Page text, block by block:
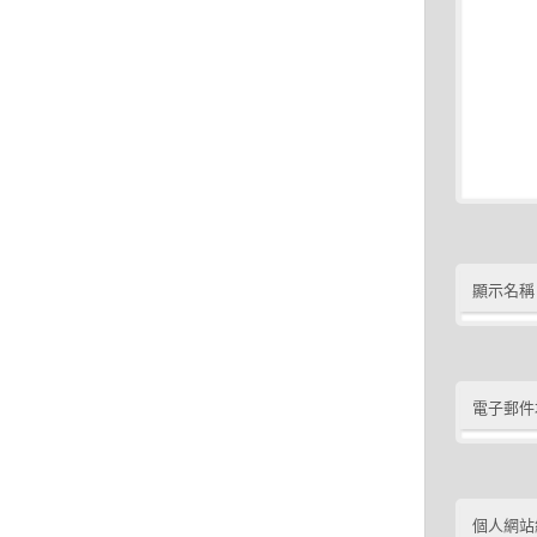
顯示名稱
電子郵
個人網